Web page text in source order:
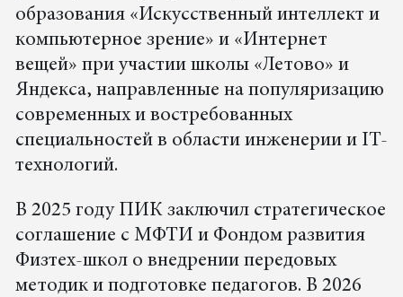
образования «Искусственный интеллект и
компьютерное зрение» и «Интернет
вещей» при участии школы «Летово» и
Яндекса, направленные на популяризацию
современных и востребованных
специальностей в области инженерии и IT-
технологий.
В 2025 году ПИК заключил стратегическое
соглашение с МФТИ и Фондом развития
Физтех-школ о внедрении передовых
методик и подготовке педагогов. В 2026